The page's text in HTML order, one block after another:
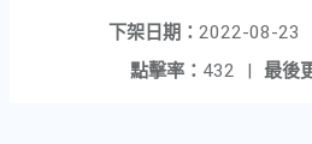
下架日期： 2022-08-23
最後
點擊率： 432 |